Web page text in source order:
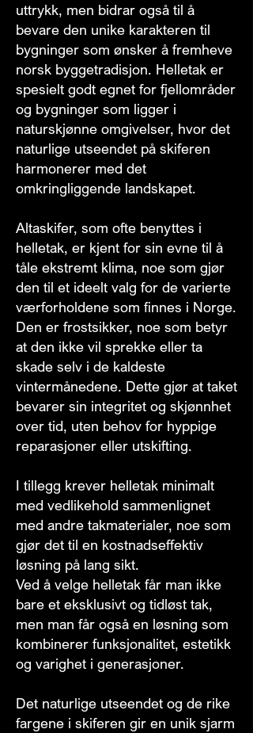
uttrykk, men bidrar også til å
bevare den unike karakteren til
bygninger som ønsker å fremheve
norsk byggetradisjon. Helletak er
spesielt godt egnet for fjellområder
og bygninger som ligger i
naturskjønne omgivelser, hvor det
naturlige utseendet på skiferen
harmonerer med det
omkringliggende landskapet.
Altaskifer, som ofte benyttes i
helletak, er kjent for sin evne til å
tåle ekstremt klima, noe som gjør
den til et ideelt valg for de varierte
værforholdene som finnes i Norge.
Den er frostsikker, noe som betyr
at den ikke vil sprekke eller ta
skade selv i de kaldeste
vintermånedene. Dette gjør at taket
bevarer sin integritet og skjønnhet
over tid, uten behov for hyppige
reparasjoner eller utskifting.
I tillegg krever helletak minimalt
med vedlikehold sammenlignet
med andre takmaterialer, noe som
gjør det til en kostnadseffektiv
løsning på lang sikt.
Ved å velge helletak får man ikke
bare et eksklusivt og tidløst tak,
men man får også en løsning som
kombinerer funksjonalitet, estetikk
og varighet i generasjoner.
Det naturlige utseendet og de rike
fargene i skiferen gir en unik sjarm